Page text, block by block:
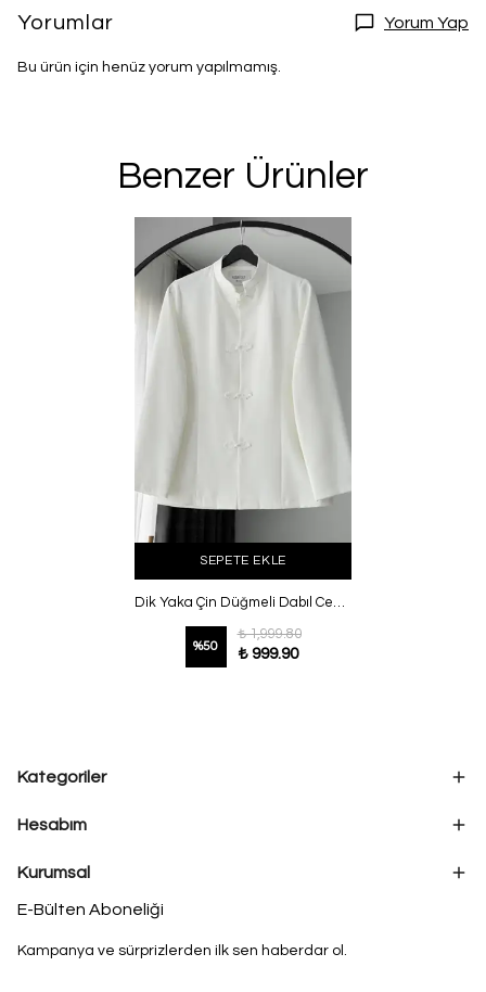
Yorumlar Yorum Yap
Bu ürün için henüz yorum yapılmamış.
Benzer Ürünler
SEPETE EKLE
Dik Yaka Çin Düğmeli Dabıl Ceket Ekru
%50
₺ 1,999.80
₺ 999.90
Kategoriler
Hesabım
Kurumsal
E-Bülten Aboneliği
Kampanya ve sürprizlerden ilk sen haberdar ol.